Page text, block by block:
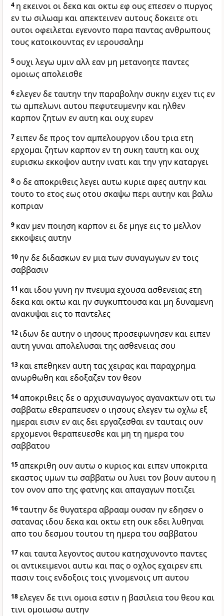
4 η εκεινοι οι δεκα και οκτω εφ ους επεσεν ο πυργος
εν τω σιλωαμ και απεκτεινεν αυτους δοκειτε οτι
ουτοι οφειλεται εγενοντο παρα παντας ανθρωπους
τους κατοικουντας εν ιερουσαλημ
5ουχι λεγω υμιν αλλ εαν μη μετανοητε παντες
ομοιως απολεισθε
6ελεγεν δε ταυτην την παραβολην συκην ειχεν τις εν
τω αμπελωνι αυτου πεφυτευμενην και ηλθεν
καρπον ζητων εν αυτη και ουχ ευρεν
7ειπεν δε προς τον αμπελουργον ιδου τρια ετη
ερχομαι ζητων καρπον εν τη συκη ταυτη και ουχ
ευρισκω εκκοψον αυτην ινατι και την γην καταργει
8ο δε αποκριθεις λεγει αυτω κυριε αφες αυτην και
τουτο το ετος εως οτου σκαψω περι αυτην και βαλω
κοπριαν
9 καν μεν ποιηση καρπον ει δε μηγε εις το μελλον
εκκοψεις αυτην
10 ην δε διδασκων εν μια των συναγωγων εν τοις
σαββασιν
11 και ιδου γυνη ην πνευμα εχουσα ασθενειας ετη
δεκα και οκτω και ην συγκυπτουσα και μη δυναμενη
ανακυψαι εις το παντελες
12 ιδων δε αυτην ο ιησους προσεφωνησεν και ειπεν
αυτη γυναι απολελυσαι της ασθενειας σου
13 και επεθηκεν αυτη τας χειρας και παραχρημα
ανωρθωθη και εδοξαζεν τον θεον
14αποκριθεις δε ο αρχισυναγωγος αγανακτων οτι τω
σαββατω εθεραπευσεν ο ιησους ελεγεν τω οχλω εξ
ημεραι εισιν εν αις δει εργαζεσθαι εν ταυταις ουν
ερχομενοι θεραπευεσθε και μη τη ημερα του
σαββατου
15απεκριθη ουν αυτω ο κυριος και ειπεν υποκριτα
εκαστος υμων τω σαββατω ου λυει τον βουν αυτου η
τον ονον απο της φατνης και απαγαγων ποτιζει
16ταυτην δε θυγατερα αβρααμ ουσαν ην εδησεν ο
σατανας ιδου δεκα και οκτω ετη ουκ εδει λυθηναι
απο του δεσμου τουτου τη ημερα του σαββατου
17 και ταυτα λεγοντος αυτου κατησχυνοντο παντες
οι αντικειμενοι αυτω και πας ο οχλος εχαιρεν επι
πασιν τοις ενδοξοις τοις γινομενοις υπ αυτου
18ελεγεν δε τινι ομοια εστιν η βασιλεια του θεου και
τινι ομοιωσω αυτην